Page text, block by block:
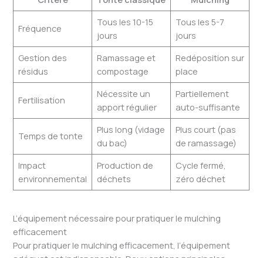
Fréquence
Tous les 10-15
jours
Tous les 5-7
jours
Gestion des
résidus
Ramassage et
compostage
Redéposition sur
place
Fertilisation
Nécessite un
apport régulier
Partiellement
auto-suffisante
Temps de tonte
Plus long (vidage
du bac)
Plus court (pas
de ramassage)
Impact
environnemental
Production de
déchets
Cycle fermé,
zéro déchet
L’équipement nécessaire pour pratiquer le mulching
efficacement
Pour pratiquer le mulching efficacement, l’équipement